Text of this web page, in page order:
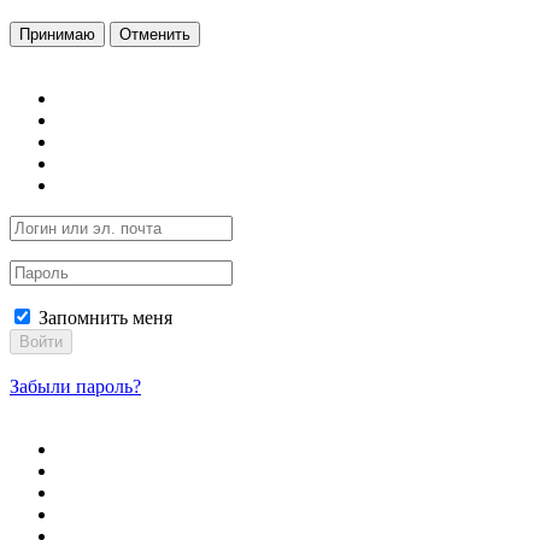
Принимаю Отменить
Запомнить меня
Войти
Забыли пароль?